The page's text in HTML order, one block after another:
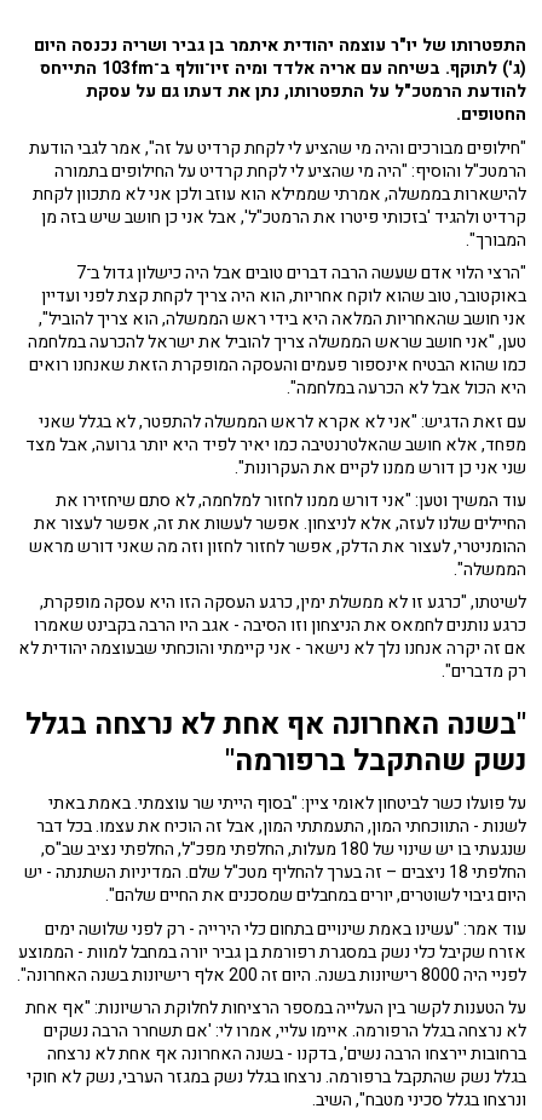
התפטרותו של יו"ר עוצמה יהודית איתמר בן גביר ושריה נכנסה היום
(ג') לתוקף. בשיחה עם אריה אלדד ומיה זיו־וולף ב־103fm התייחס
להודעת הרמטכ"ל על התפטרותו, נתן את דעתו גם על עסקת
החטופים.
"חילופים מבורכים והיה מי שהציע לי לקחת קרדיט על זה", אמר לגבי הודעת
הרמטכ"ל והוסיף: "היה מי שהציע לי לקחת קרדיט על החילופים בתמורה
להישארות בממשלה, אמרתי שממילא הוא עוזב ולכן אני לא מתכוון לקחת
קרדיט ולהגיד 'בזכותי פיטרו את הרמטכ"ל', אבל אני כן חושב שיש בזה מן
המבורך".
"הרצי הלוי אדם שעשה הרבה דברים טובים אבל היה כישלון גדול ב־7
באוקטובר, טוב שהוא לוקח אחריות, הוא היה צריך לקחת קצת לפני ועדיין
אני חושב שהאחריות המלאה היא בידי ראש הממשלה, הוא צריך להוביל",
טען, "אני חושב שראש הממשלה צריך להוביל את ישראל להכרעה במלחמה
כמו שהוא הבטיח אינספור פעמים והעסקה המופקרת הזאת שאנחנו רואים
היא הכול אבל לא הכרעה במלחמה".
עם זאת הדגיש: "אני לא אקרא לראש הממשלה להתפטר, לא בגלל שאני
מפחד, אלא חושב שהאלטרנטיבה כמו יאיר לפיד היא יותר גרועה, אבל מצד
שני אני כן דורש ממנו לקיים את העקרונות".
עוד המשיך וטען: "אני דורש ממנו לחזור למלחמה, לא סתם שיחזירו את
החיילים שלנו לעזה, אלא לניצחון. אפשר לעשות את זה, אפשר לעצור את
ההומניטרי, לעצור את הדלק, אפשר לחזור לחזון וזה מה שאני דורש מראש
הממשלה".
לשיטתו, "כרגע זו לא ממשלת ימין, כרגע העסקה הזו היא עסקה מופקרת,
כרגע נותנים לחמאס את הניצחון וזו הסיבה - אגב היו הרבה בקבינט שאמרו
אם זה יקרה אנחנו נלך לא נישאר - אני קיימתי והוכחתי שבעוצמה יהודית לא
רק מדברים".
"בשנה האחרונה אף אחת לא נרצחה בגלל
נשק שהתקבל ברפורמה"
על פועלו כשר לביטחון לאומי ציין: "בסוף הייתי שר עוצמתי. באמת באתי
לשנות - התווכחתי המון, התעמתתי המון, אבל זה הוכיח את עצמו. בכל דבר
שנגעתי בו יש שינוי של 180 מעלות, החלפתי מפכ"ל, החלפתי נציב שב"ס,
החלפתי 18 ניצבים – זה בערך להחליף מטכ"ל שלם. המדיניות השתנתה - יש
היום גיבוי לשוטרים, יורים במחבלים שמסכנים את החיים שלהם".
עוד אמר: "עשינו באמת שינויים בתחום כלי הירייה - רק לפני שלושה ימים
אזרח שקיבל כלי נשק במסגרת רפורמת בן גביר יורה במחבל למוות - הממוצע
לפניי היה 8000 רישיונות בשנה. היום זה 200 אלף רישיונות בשנה האחרונה".
על הטענות לקשר בין העלייה במספר הרציחות לחלוקת הרשיונות: "אף אחת
לא נרצחה בגלל הרפורמה. איימו עליי, אמרו לי: 'אם תשחרר הרבה נשקים
ברחובות יירצחו הרבה נשים', בדקנו - בשנה האחרונה אף אחת לא נרצחה
בגלל נשק שהתקבל ברפורמה. נרצחו בגלל נשק במגזר הערבי, נשק לא חוקי
ונרצחו בגלל סכיני מטבח", השיב.